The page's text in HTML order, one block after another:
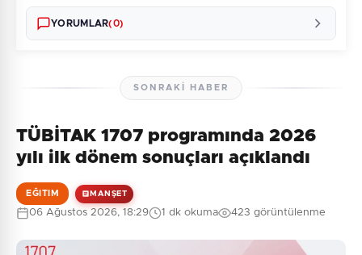
YORUMLAR(0)
Henüz yorum yapılmamış. İlk yorumu siz yapın!
SONRAKI HABER
TÜBİTAK 1707 programında 2026
yılı ilk dönem sonuçları açıklandı
EĞITIM MANŞET
06 Ağustos 2026, 18:29 1 dk okuma 423 görüntülenme